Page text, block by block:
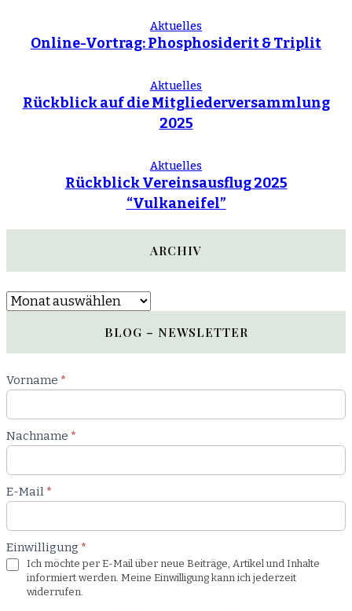
Aktuelles
Online-Vortrag: Phosphosiderit & Triplit
Aktuelles
Rückblick auf die Mitgliederversammlung
2025
Aktuelles
Rückblick Vereinsausflug 2025
“Vulkaneifel”
ARCHIV
Archiv
BLOG – NEWSLETTER
Newsletter
Blog
Vorname *
Nachname *
E-Mail *
Einwilligung *
Ich möchte per E-Mail über neue Beiträge, Artikel und Inhalte
informiert werden. Meine Einwilligung kann ich jederzeit
widerrufen.